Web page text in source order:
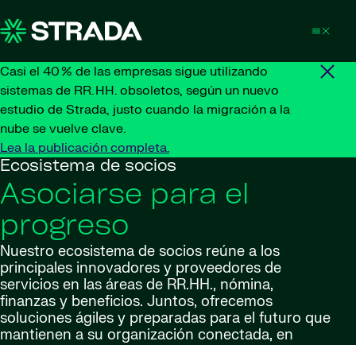
Casi el 40 % de las empresas sigue utilizando
sistemas de RR. HH. obsoletos, según un nuevo
estudio de Strada, justo cuando la migración a la
nube se vuelve clave.
Lea la publicación completa.
Ecosistema de socios
Asociarse para el
progreso
Nuestro ecosistema de socios reúne a los
principales innovadores y proveedores de
servicios en las áreas de RR.HH., nómina,
finanzas y beneficios. Juntos, ofrecemos
soluciones ágiles y preparadas para el futuro que
mantienen a su organización conectada, en